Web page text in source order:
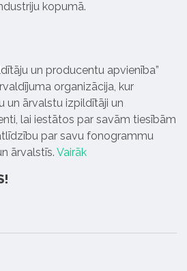
kopumā.
un producentu apvienība”
organizācija, kur
un ārvalstu izpildītāji un
lai iestātos par savām tiesībām
par savu fonogrammu
ārvalstīs. Vairāk